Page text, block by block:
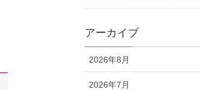
アーカイブ
2026年8月
2026年7月